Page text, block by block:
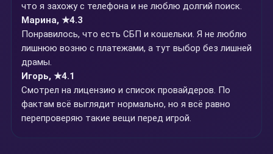
что я захожу с телефона и не люблю долгий поиск.
Марина, ★4.3
Понравилось, что есть СБП и кошельки. Я не люблю
лишнюю возню с платежами, а тут выбор без лишней
драмы.
Игорь, ★4.1
Смотрел на лицензию и список провайдеров. По
фактам всё выглядит нормально, но я всё равно
перепроверяю такие вещи перед игрой.